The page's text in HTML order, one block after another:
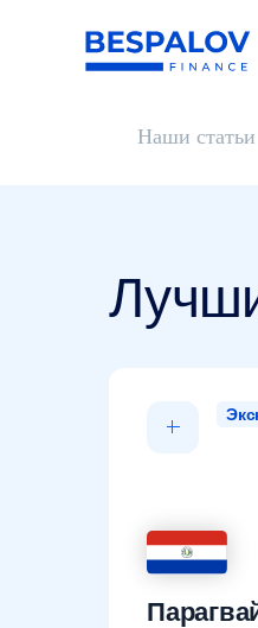
Наши статьи